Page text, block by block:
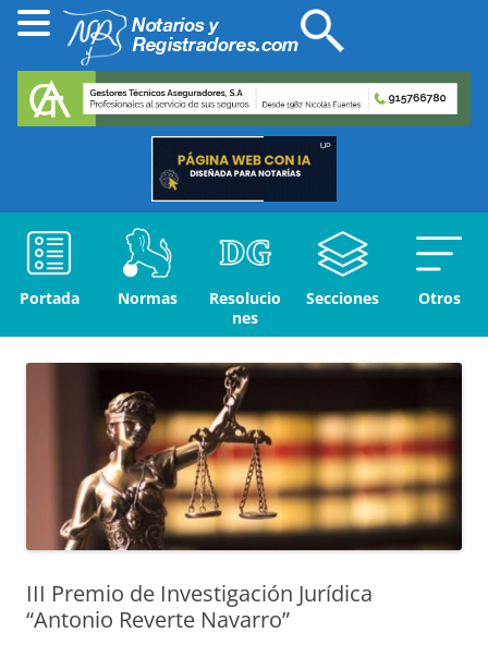
Portada Normas
Resolucio
nes
Secciones Otros
III Premio de Investigación Jurídica
“Antonio Reverte Navarro”